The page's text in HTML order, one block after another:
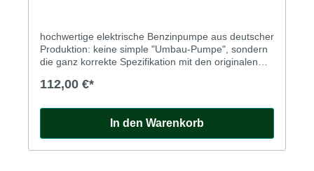
hochwertige elektrische Benzinpumpe aus deutscher
Produktion: keine simple "Umbau-Pumpe", sondern
die ganz korrekte Spezifikation mit den originalen
Für Plus und für Minus an Masse. Diese Pumpe ist
E-Type 4,2 Jaguar MK2 2,4; 3,4; 3,8 Daimler 250 V8
Jaguar 420 und Mk.10 4,2 Jaguar XJ 6 2,8 und 4,2
112,00 €*
In den Warenkorb